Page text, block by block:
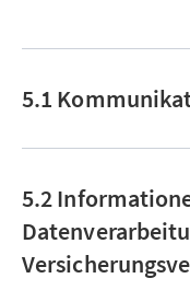
5.1
5.2